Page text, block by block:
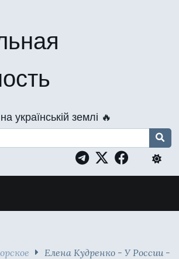
українській землі 🔥
Елена Кудренко - У России -